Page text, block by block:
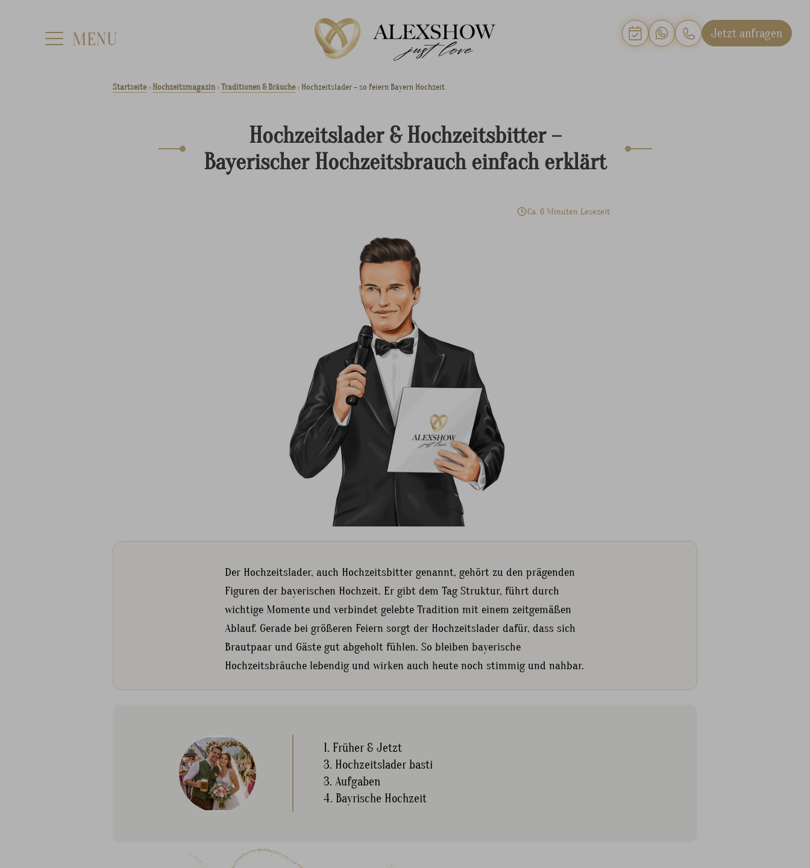
Jetzt anfragen
Startseite›Hochzeitsmagazin›Traditionen & Bräuche› Hochzeitslader – so feiern Bayern Hochzeit.
Hochzeitslader & Hochzeitsbitter –
Bayerischer Hochzeitsbrauch einfach erklärt
Ca. 6 Minuten Lesezeit
Der Hochzeitslader, auch Hochzeitsbitter genannt, gehört zu den prägenden
Figuren der bayerischen Hochzeit. Er gibt dem Tag Struktur, führt durch
wichtige Momente und verbindet gelebte Tradition mit einem zeitgemäßen
Ablauf. Gerade bei größeren Feiern sorgt der Hochzeitslader dafür, dass sich
Brautpaar und Gäste gut abgeholt fühlen. So bleiben bayerische
Hochzeitsbräuche lebendig und wirken auch heute noch stimmig und nahbar.
1. Früher & Jetzt
3. Hochzeitslader basti
3. Aufgaben
4. Bayrische Hochzeit